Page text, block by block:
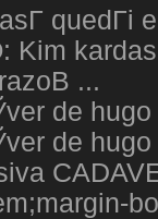
quedГі
Kim
...
de
de